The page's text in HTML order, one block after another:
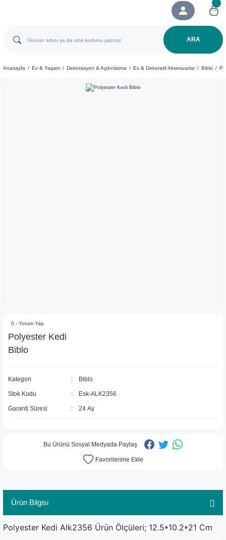
ARA
Anasayfa Ev & Yaşam Dekorasyon & Aydınlatma Ev & Dekoratif Aksesuarlar Biblo
0 - Yorum Yap
Polyester Kedi
Biblo
Kategori Biblo
Stok Kodu Esk-ALK2356
Garanti Süresi 24 Ay
Bu Ürünü Sosyal Medyada Paylaş
Ürün Bilgisi
Polyester Kedi Alk2356 Ürün Ölçüleri; 12.5*10.2*21 Cm